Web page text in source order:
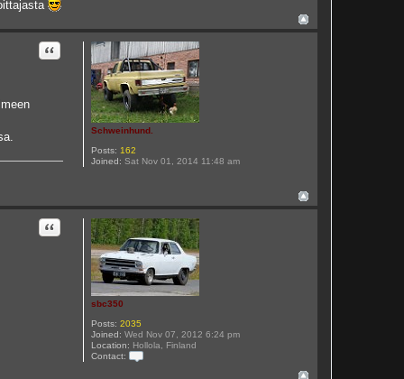
Schweinhund.
Posts: 162
Joined: Sat Nov 01, 2014 11:48 am
Quote
sbc350
Posts: 2035
Joined: Wed Nov 07, 2012 6:24 pm
Location: Hollola, Finland
Contact:
Quote